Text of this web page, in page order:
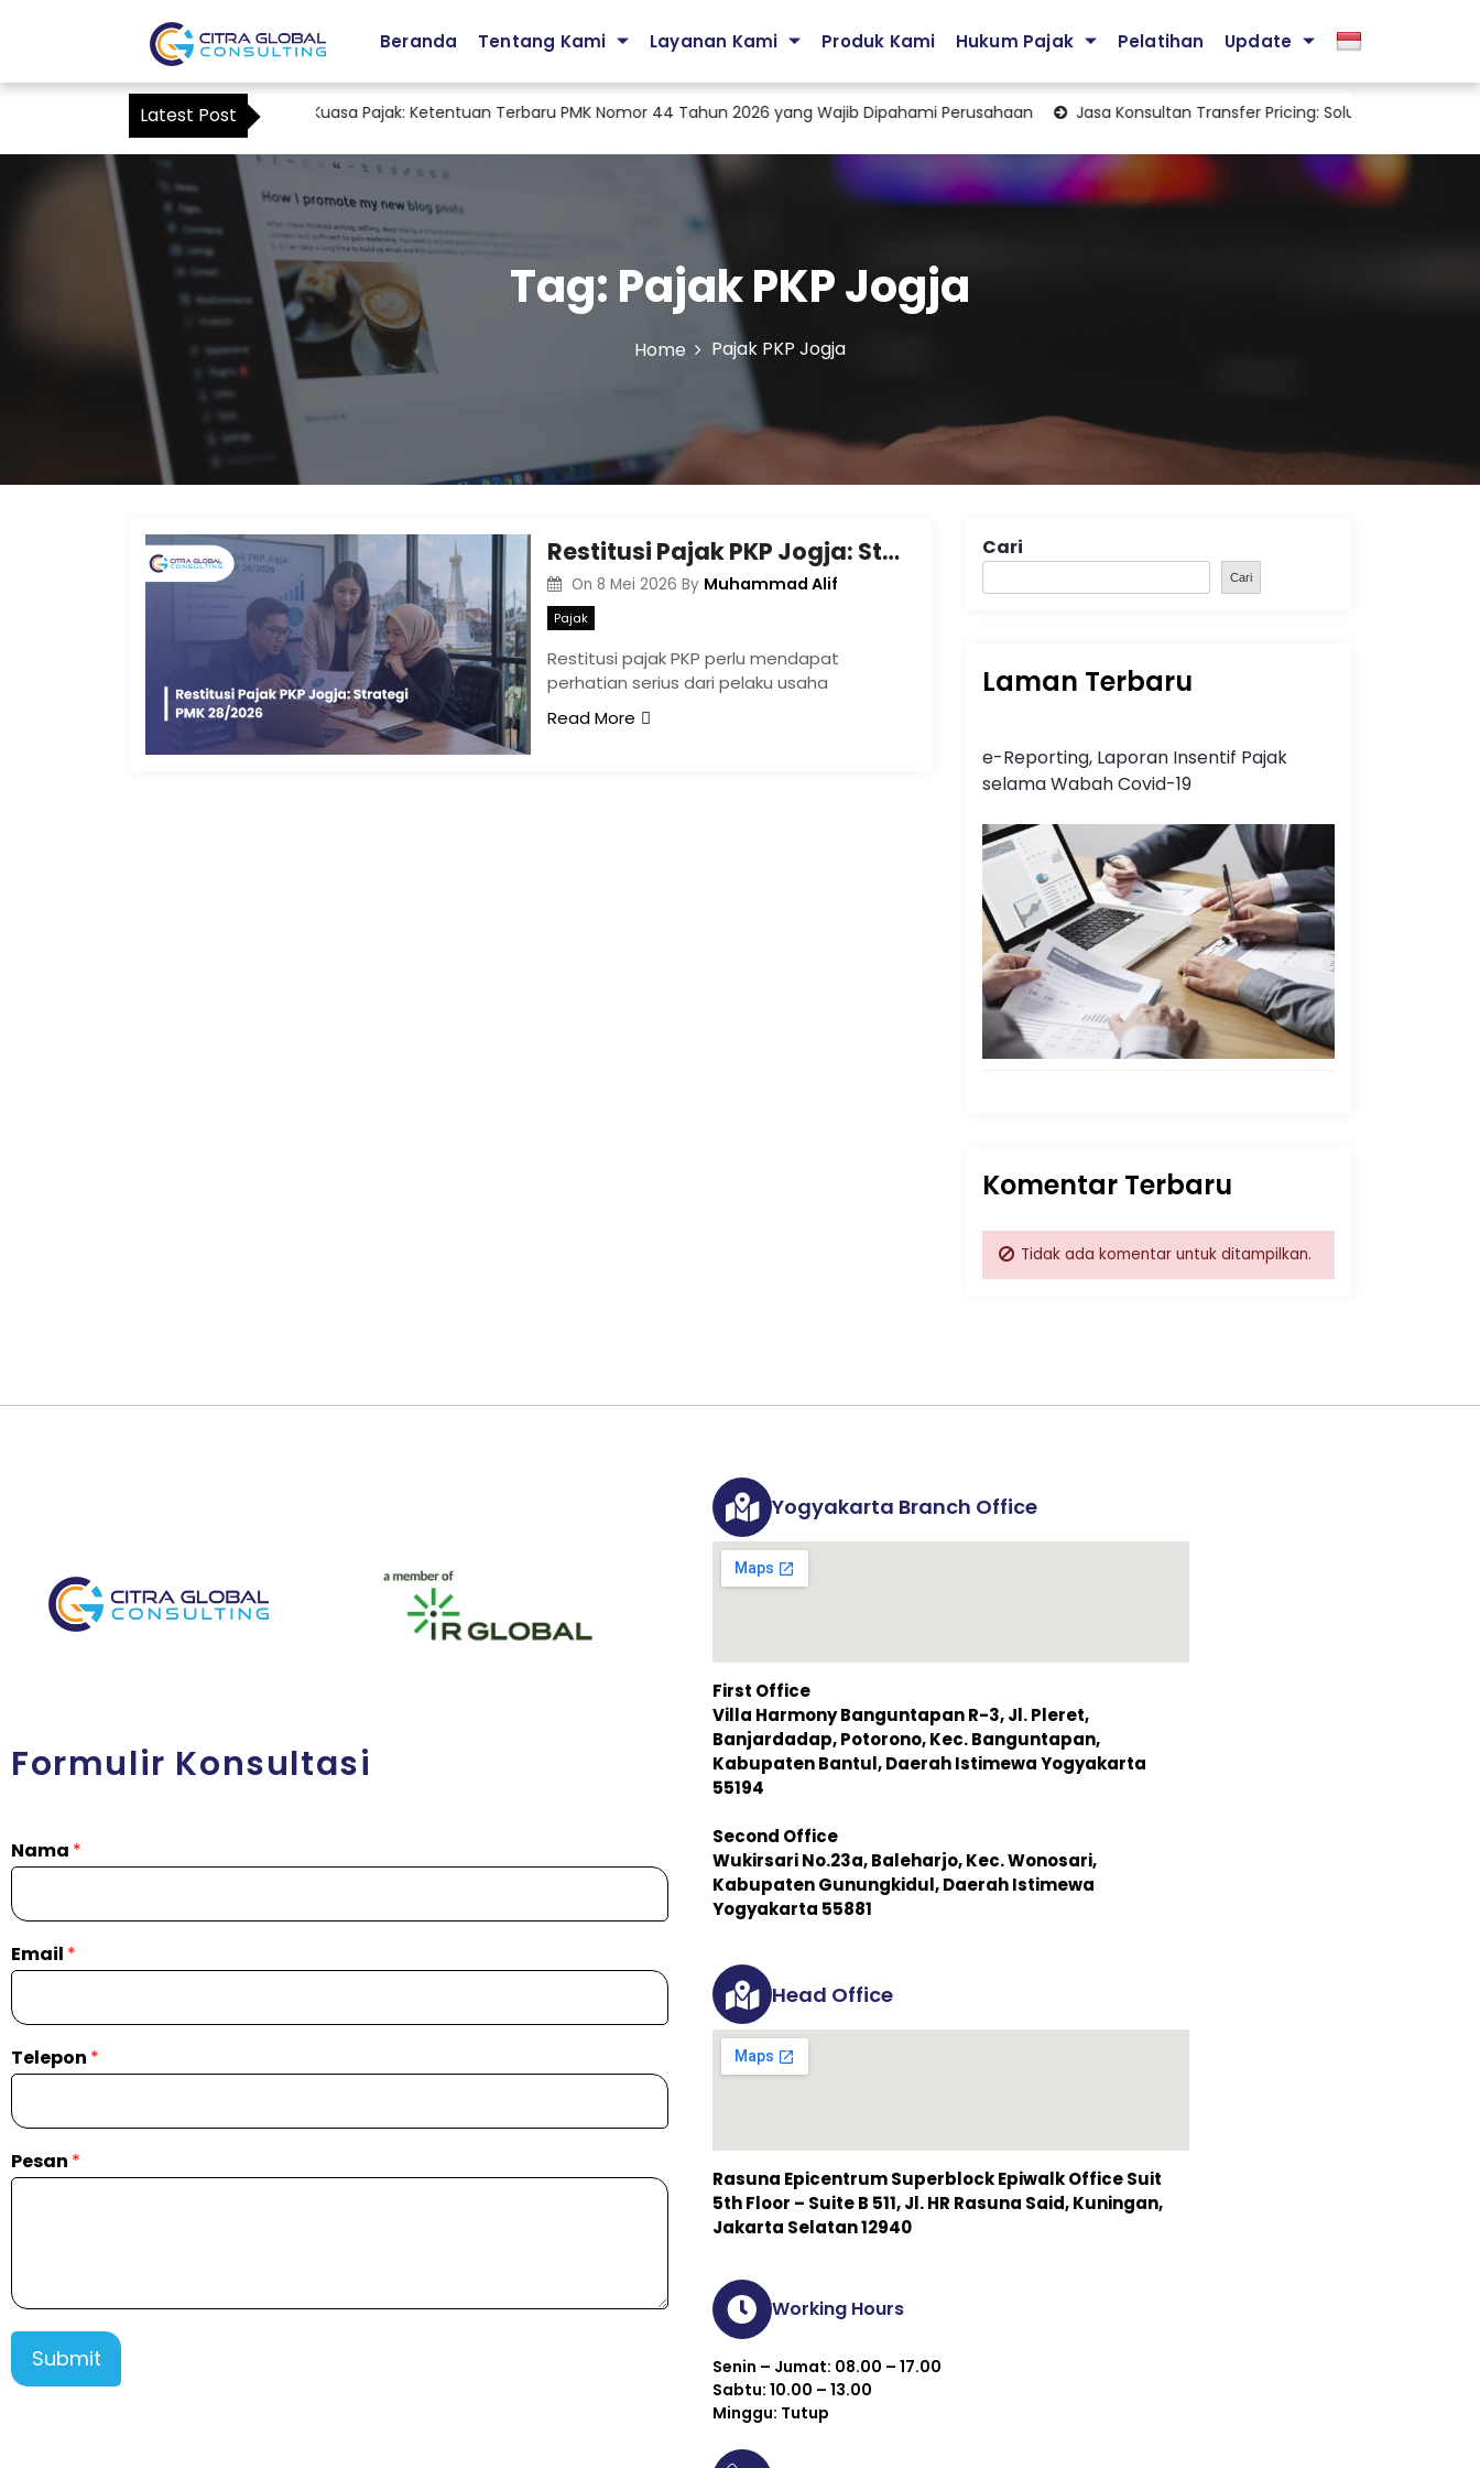
Beranda Tentang Kami Layanan Kami Produk Kami Hukum Pajak Pelatihan Update
Latest Post
Staf Accounting sebagai Kuasa Pajak: Ketentuan Terbaru PMK Nomor 44 Tahun 2026 yang Wajib Dipahami Perusahaan Jasa Konsultan Transfer Pricing: Solusi Strategis
Tag: Pajak PKP Jogja
Home Pajak PKP Jogja
Restitusi Pajak PKP Jogja: Strategi PMK 28/2026
On 8 Mei 2026 By Muhammad Alif
Pajak
Restitusi pajak PKP perlu mendapat
perhatian serius dari pelaku usaha
Read More
Cari
Cari
Laman Terbaru
e-Reporting, Laporan Insentif Pajak
selama Wabah Covid-19
Komentar Terbaru
Tidak ada komentar untuk ditampilkan.
Formulir Konsultasi
Nama *
Email *
Telepon *
Pesan *
Submit
Yogyakarta Branch Office
First Office
Villa Harmony Banguntapan R-3, Jl. Pleret,
Banjardadap, Potorono, Kec. Banguntapan,
Kabupaten Bantul, Daerah Istimewa Yogyakarta
55194
Second Office
Wukirsari No.23a, Baleharjo, Kec. Wonosari,
Kabupaten Gunungkidul, Daerah Istimewa
Yogyakarta 55881
Head Office
Rasuna Epicentrum Superblock Epiwalk Office Suit
5th Floor – Suite B 511, Jl. HR Rasuna Said, Kuningan,
Jakarta Selatan 12940
Working Hours
Senin – Jumat: 08.00 – 17.00
Sabtu: 10.00 – 13.00
Minggu: Tutup